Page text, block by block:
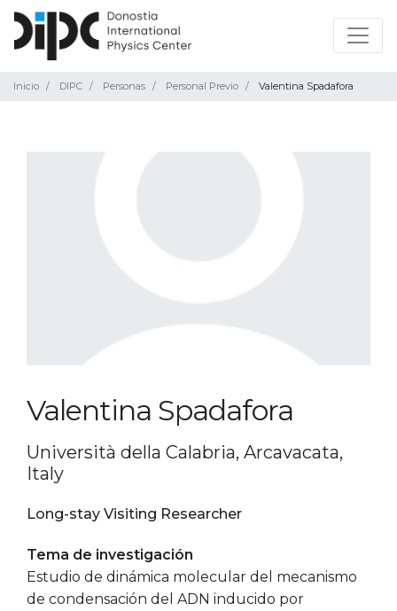
Inicio DIPC Personas Personal Previo Valentina Spadafora
Valentina Spadafora
Università della Calabria, Arcavacata,
Italy
Long-stay Visiting Researcher
Tema de investigación
Estudio de dinámica molecular del mecanismo
de condensación del ADN inducido por